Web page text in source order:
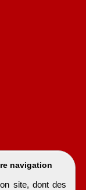
navigation
site, dont des